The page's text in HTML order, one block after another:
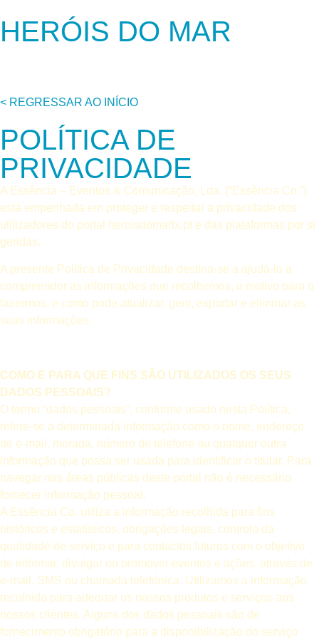
HERÓIS DO MAR
< REGRESSAR AO INÍCIO
POLÍTICA DE
PRIVACIDADE
A Essência – Eventos & Comunicação, Lda. (“Essência Co.”)
está empenhada em proteger e respeitar a privacidade dos
utilizadores do portal heroisdomarlx.pt e das plataformas por si
geridas.
A presente Política de Privacidade destina-se a ajudá-lo a
compreender as informações que recolhemos, o motivo para o
fazermos, e como pode atualizar, gerir, exportar e eliminar as
suas informações.
COMO E PARA QUE FINS SÃO UTILIZADOS OS SEUS
DADOS PESSOAIS?
O termo “dados pessoais”, conforme usado nesta Política,
refere-se a determinada informação como o nome, endereço
de e-mail, morada, número de telefone ou qualquer outra
informação que possa ser usada para identificar o titular. Para
navegar nas áreas públicas deste portal não é necessário
fornecer informação pessoal.
A Essência Co. utiliza a informação recolhida para fins
históricos e estatísticos, obrigações legais, controlo da
qualidade de serviço e para contactos futuros com o objetivo
de informar, divulgar ou promover eventos e ações, através de
e-mail, SMS ou chamada telefónica. Utilizamos a informação
recolhida para adequar os nossos produtos e serviços aos
nossos clientes. Alguns dos dados pessoais são de
fornecimento obrigatório para a disponibilização do serviço